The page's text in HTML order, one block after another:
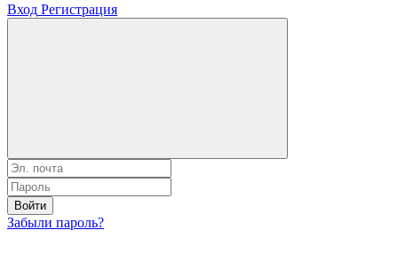
Вход Регистрация
Войти
Забыли пароль?